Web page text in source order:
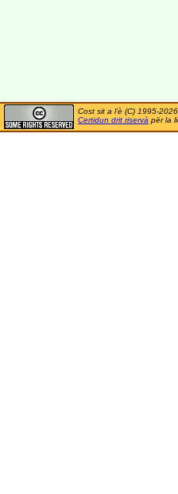
Cost sit a l'è (C) 1995-
Certidun drit riservà për la